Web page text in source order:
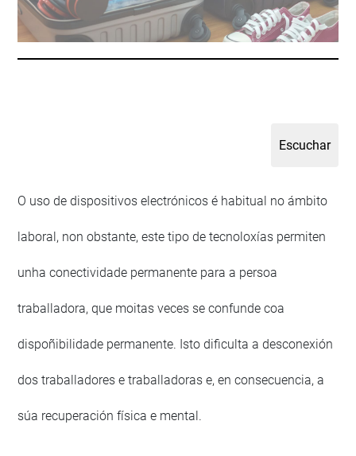
O uso de dispositivos electrónicos é habitual no ámbito
laboral, non obstante, este tipo de tecnoloxías permiten
unha conectividade permanente para a persoa
traballadora, que moitas veces se confunde coa
dispoñibilidade permanente. Isto dificulta a desconexión
dos traballadores e traballadoras e, en consecuencia, a
súa recuperación física e mental.